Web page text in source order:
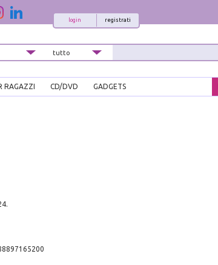
registrati
login
RAGAZZI CD/DVD GADGETS